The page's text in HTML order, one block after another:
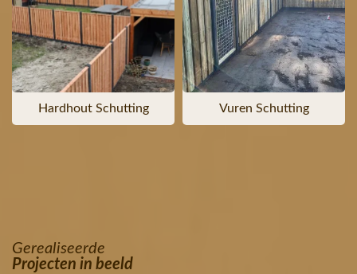
Hardhout Schutting Vuren Schutting
Gerealiseerde
Projecten in beeld